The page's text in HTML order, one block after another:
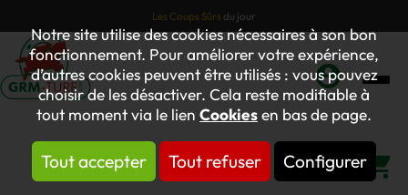
Notre site utilise des cookies nécessaires à son bon
fonctionnement. Pour améliorer votre expérience,
d’autres cookies peuvent être utilisés : vous pouvez
choisir de les désactiver. Cela reste modifiable à
tout moment via le lien Cookiesen bas de page.
Tout accepter Tout refuser Configurer
Les Coups Sûrs du jour
Mon
compte